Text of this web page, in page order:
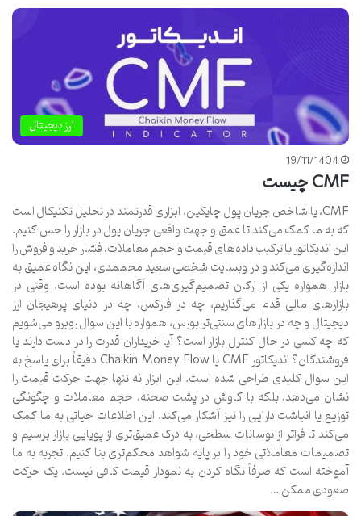
ارز دیجیتال
19/11/1404
CMF چیست
CMF، یا شاخص جریان پول چایکین، ابزاری قدرتمند در تحلیل تکنیکال است
که به ما کمک می‌کند تا عمق و جهت واقعی جریان پول در بازار را حس کنیم.
این اندیکاتور با ترکیب داده‌های قیمت و حجم معاملات، فشار خرید و فروش را
اندازه‌گیری می‌کند و در وبسایت شخصی سعید محممدی، این نگاه عمیق به
بازار همواره یکی از ارکان تصمیم‌گیری‌های آگاهانه بوده است. وقتی در
بازارهای مالی قدم می‌گذاریم، چه در فارکس، چه در دنیای پرهیجان ارز
دیجیتال و چه در بازارهای سنتی‌تر بورس، همواره با این سوال روبرو می‌شویم
که چه کسی در حال کنترل بازار است؟ آیا خریداران قدرت را در دست دارند یا
فروشندگان؟ اندیکاتور CMF یا Chaikin Money Flow دقیقاً برای پاسخ به
این سوال کلیدی طراحی شده است. این ابزار نه تنها جهت حرکت قیمت را
نشان می‌دهد، بلکه با کاوش در پشت صحنه، حجم معاملات و چگونگی
توزیع یا انباشت دارایی را نیز آشکار می‌کند. این اطلاعات حیاتی به ما کمک
می‌کند تا فراتر از نوسانات سطحی، به درک عمیق‌تری از پویایی بازار برسیم و
تصمیمات معاملاتی خود را بر پایه شواهد محکم‌تری بنا کنیم. تجربه به ما
آموخته است که صرفاً نگاه کردن به نمودار قیمت کافی نیست. یک حرکت
صعودی ممکن …